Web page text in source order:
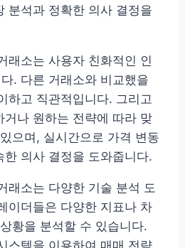
분석과 정확한 의사 결정을
래소는 사용자 친화적인 인
. 다른 거래소와 비교했을
하고 직관적입니다. 그리고
거나 원하는 전략에 따라 맞
으며, 실시간으로 가격 변동
한 의사 결정을 도와줍니다.
래소는 다양한 기술 분석 도
이더들은 다양한 지표나 차
황을 분석할 수 있습니다.